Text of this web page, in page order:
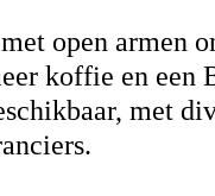
open armen
koffie en een
met